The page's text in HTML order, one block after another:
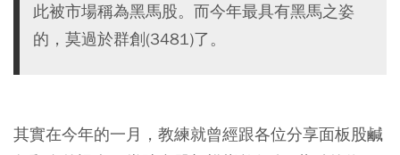
此被市場稱為黑馬股。而今年最具有黑馬之姿
的，莫過於群創(3481)了。
其實在今年的一月，教練就曾經跟各位分享面板股鹹